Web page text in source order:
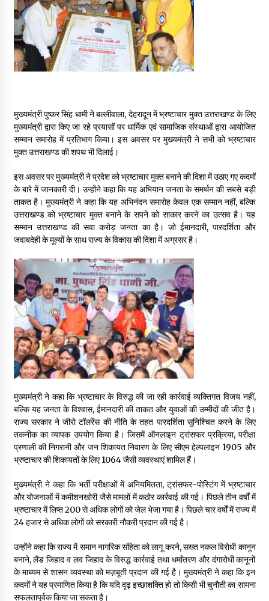
May 16, 2022
Thought Of The Day 14 May
May 14, 2022
May 13, 2022
Thought Of The Day 12 May
May 12, 2022
Thought Of The Day 11 May
May 11, 2022
Thought Of The Day 10 May
May 10, 2022
Thought Of The Day 9 May
May 9, 2022
मुख्यमंत्री पुष्कर सिंह धामी ने बल्लीवाला, देहरादून में भ्रष्टाचार मुक्त उत्तराखण्ड के लिए
मुख्यमंत्री द्वारा किए जा रहे प्रयासों पर धार्मिक एवं सामाजिक संस्थाओं द्वारा आयोजित
सम्मान समारोह में प्रतिभाग किया। इस अवसर पर मुख्यमंत्री ने सभी को भ्रष्टाचार
मुक्त उत्तराखण्ड की शपथ भी दिलाई।
इस अवसर पर मुख्यमंत्री ने प्रदेश को भ्रष्टाचार मुक्त बनाने की दिशा में उठाए गए कदमों
के बारे में जानकारी दी। उन्होंने कहा कि यह अभियान जनता के समर्थन की सबसे बड़ी
ताकत है। मुख्यमंत्री ने कहा कि यह अभिनंदन समारोह केवल एक सम्मान नहीं, बल्कि
उत्तराखण्ड को भ्रष्टाचार मुक्त बनाने के सपने को साकार करने का उत्सव है। यह
सम्मान उत्तराखण्ड की सवा करोड़ जनता का है। जो ईमानदारी, पारदर्शिता और
जवाबदेही के मूल्यों के साथ राज्य के विकास की दिशा में अग्रसर है।
मुख्यमंत्री ने कहा कि भ्रष्टाचार के विरुद्ध की जा रही कार्रवाई व्यक्तिगत विजय नहीं,
बल्कि यह जनता के विश्वास, ईमानदारी की ताकत और युवाओं की उम्मीदों की जीत है।
राज्य सरकार ने जीरो टॉलरेंस की नीति के तहत पारदर्शिता सुनिश्चित करने के लिए
तकनीक का व्यापक उपयोग किया है। जिसमें ऑनलाइन ट्रांसफर प्रक्रिया, परीक्षा
प्रणाली की निगरानी और जन शिकायत निवारण के लिए सीएम हेल्पलाइन 1905 और
भ्रष्टाचार की शिकायतों के लिए 1064 जैसी व्यवस्थाएं शामिल हैं।
मुख्यमंत्री ने कहा कि भर्ती परीक्षाओं में अनियमितता, ट्रांसफर-पोस्टिंग में भ्रष्टाचार
और योजनाओं में कमीशनखोरी जैसे मामलों में कठोर कार्रवाई की गई। पिछले तीन वर्षों में
भ्रष्टाचार में लिप्त 200 से अधिक लोगों को जेल भेजा गया है। पिछले चार वर्षों में राज्य में
24 हजार से अधिक लोगों को सरकारी नौकरी प्रदान की गई है।
उन्होंने कहा कि राज्य में समान नागरिक संहिता को लागू करने, सख्त नकल विरोधी कानून
बनाने, लैंड जिहाद व लव जिहाद के विरुद्ध कार्रवाई तथा धर्मांतरण और दंगारोधी कानूनों
के माध्यम से शासन व्यवस्था को मज़बूती प्रदान की गई है। मुख्यमंत्री ने कहा कि इन
कदमों ने यह प्रमाणित किया है कि यदि दृढ़ इच्छाशक्ति हो तो किसी भी चुनौती का सामना
सफलतापूर्वक किया जा सकता है।